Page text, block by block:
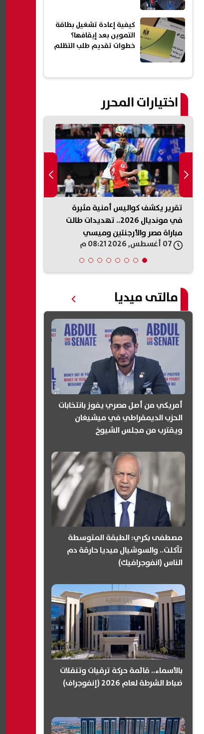
كيفية إعادة تشغيل بطاقة
التموين بعد إيقافها؟
خطوات تقديم طلب التظلم
اختيارات المحرر
تقرير يكشف كواليس أمنية مثيرة
في مونديال 2026.. تهديدات طالت
مباراة مصر والأرجنتين وميسي
مالتى ميديا
أمريكي من أصل مصري يفوز بانتخابات
الحزب الديمقراطي في ميشيغان
ويقترب من مجلس الشيوخ
مصطفى بكري: الطبقة المتوسطة
تآكلت.. والسوشيال ميديا حارقة دم
الناس (انفوجرافيك)
بالأسماء.. قائمة حركة ترقيات وتنقلات
ضباط الشرطة لعام 2026 (إنفوجراف)